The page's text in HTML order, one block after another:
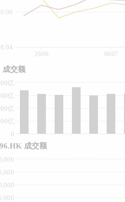
0.04
0.08
0
亿
亿
亿
亿
29/06 06/07
成交额
成交额